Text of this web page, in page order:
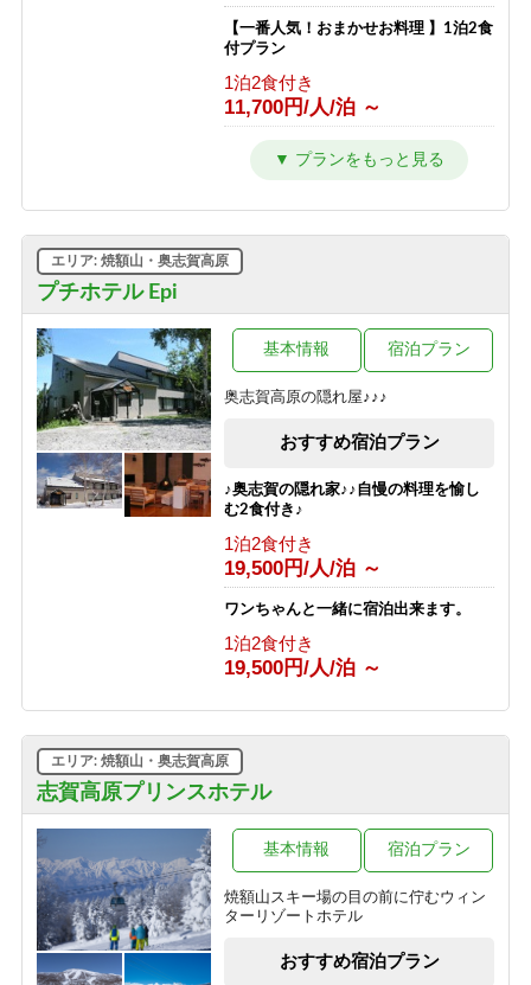
【一番人気！おまかせお料理 】1泊2食
付プラン
1泊2食付き
11,700円/人/泊 ～
【シンプルステイ】素泊まりプラン
6,700円/人/泊 ～
【朝はゆったり寝たい方向け】1泊夕
食付プラン
10,700円/人/泊 ～
【夜は観光を楽しみたい方向け】1泊
朝食付プラン
8,200円/人/泊 ～
【1泊2食付き】大自然の中のサウナを
満喫♪幸の湯のテントサウナ90分＆オ
1泊2食付き
13,700円/人/泊 ～
お得な連泊プラン（1泊2食付き）
1泊2食付き
10,530円/人/泊 ～
【グリーンシーズン限定】3泊以上の
お得な連泊プラン（食事なし）
素泊まり
6,030円/人/泊 ～
【スポーツ選手を応援する宿 幸の湯】
志賀高原100（志賀高原マウンテント
レイル）参加者応援プラン
8,500円/人/泊 ～
プチホテル Epi
エリア: 焼額山・奥志賀高原
奥志賀高原の隠れ屋♪♪♪
基本情報 宿泊プラン
おすすめ宿泊プラン
♪奥志賀の隠れ家♪♪自慢の料理を愉し
む2食付き♪
1泊2食付き
19,500円/人/泊 ～
ワンちゃんと一緒に宿泊出来ます。
1泊2食付き
19,500円/人/泊 ～
志賀高原プリンスホテル
エリア: 焼額山・奥志賀高原
焼額山スキー場の目の前に佇むウィン
ターリゾートホテル
基本情報 宿泊プラン
おすすめ宿泊プラン